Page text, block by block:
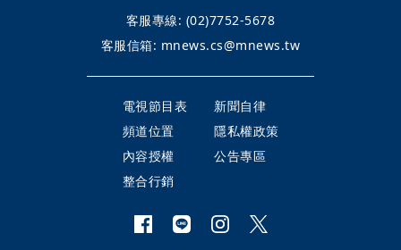
客服專線: (02)7752-5678
客服信箱: mnews.cs@mnews.tw
電視節目表
新聞自律
頻道位置
隱私權政策
內容授權
公告專區
整合行銷